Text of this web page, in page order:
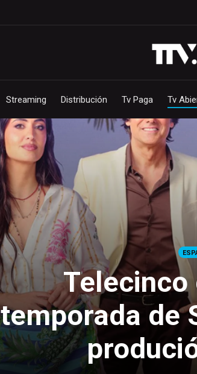
Streaming Distribución Tv Paga Tv
Telecinco
temporada de